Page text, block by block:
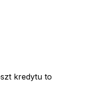
kredytu to